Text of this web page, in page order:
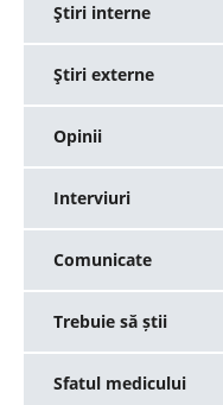
Ştiri interne
Ştiri externe
Opinii
Interviuri
Comunicate
Trebuie să știi
Sfatul medicului